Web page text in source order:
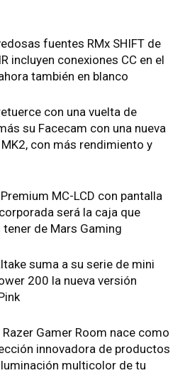
fuentes RMx SHIFT de
incluyen conexiones CC en el
también en blanco
con una vuelta de
su Facecam con una nueva
con más rendimiento y
MC-LCD con pantalla
será la caja que
tener de Mars Gaming
suma a su serie de mini
200 la nueva versión
Razer Gamer Room nace como
innovadora de productos
multicolor de tu